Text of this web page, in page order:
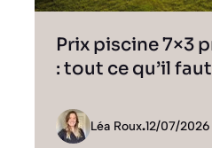
Prix piscine 7×3
: tout ce qu’il
Léa Roux.12/07/2026